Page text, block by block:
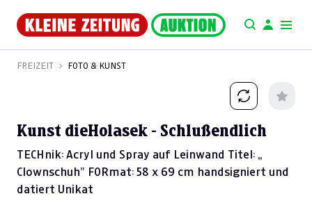
FREIZEIT FOTO & KUNST
Kunst dieHolasek - Schlußendlich
TECHnik: Acryl und Spray auf Leinwand Titel: „
Clownschuh" FORmat: 58 x 69 cm handsigniert und
datiert Unikat